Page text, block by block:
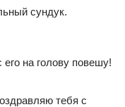
сундук.
на голову повешу!
тебя с